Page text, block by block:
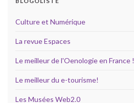
Culture et Numérique
La revue Espaces
Le meilleur de l'Oenologie en France !
Le meilleur du e-tourisme!
Les Musées Web2.0